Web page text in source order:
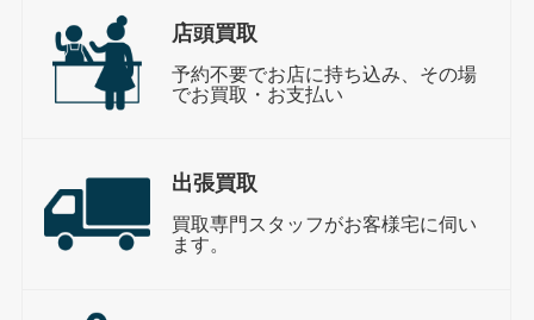
店頭買取
予約不要でお店に持ち込み、その場
でお買取・お支払い
出張買取
買取専門スタッフがお客様宅に伺い
ます。